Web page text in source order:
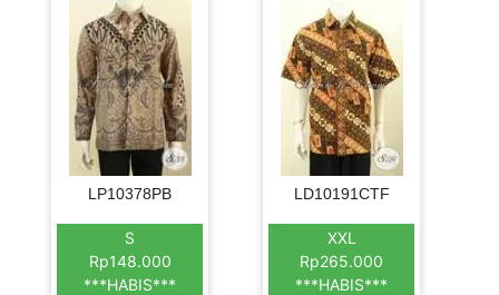
LP10378PB
S
Rp148.000
***HABIS***
LD10191CTF
XXL
Rp265.000
***HABIS***